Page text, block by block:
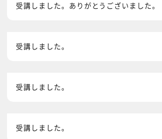
受講しました。ありがとうございました。
受講しました。
受講しました。
受講しました。